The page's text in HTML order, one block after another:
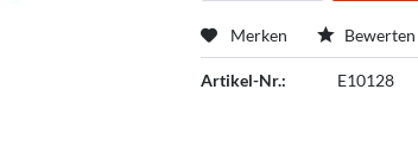
Merken Bewerten
Artikel-Nr.: E10128